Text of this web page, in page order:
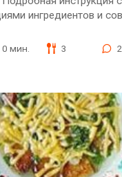
ингредиентов и
0 мин. 3 2